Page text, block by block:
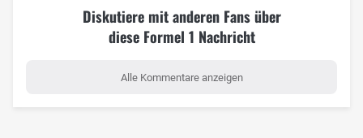
Diskutiere mit anderen Fans über
diese Formel 1 Nachricht
Alle Kommentare anzeigen